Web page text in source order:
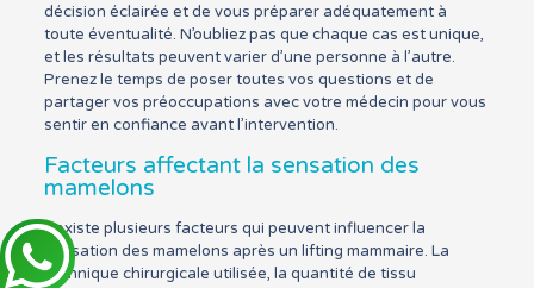
décision éclairée et de vous préparer adéquatement à
toute éventualité. N’oubliez pas que chaque cas est unique,
et les résultats peuvent varier d’une personne à l’autre.
Prenez le temps de poser toutes vos questions et de
partager vos préoccupations avec votre médecin pour vous
sentir en confiance avant l’intervention.
Facteurs affectant la sensation des
mamelons
Il existe plusieurs facteurs qui peuvent influencer la
sensation des mamelons après un lifting mammaire. La
technique chirurgicale utilisée, la quantité de tissu